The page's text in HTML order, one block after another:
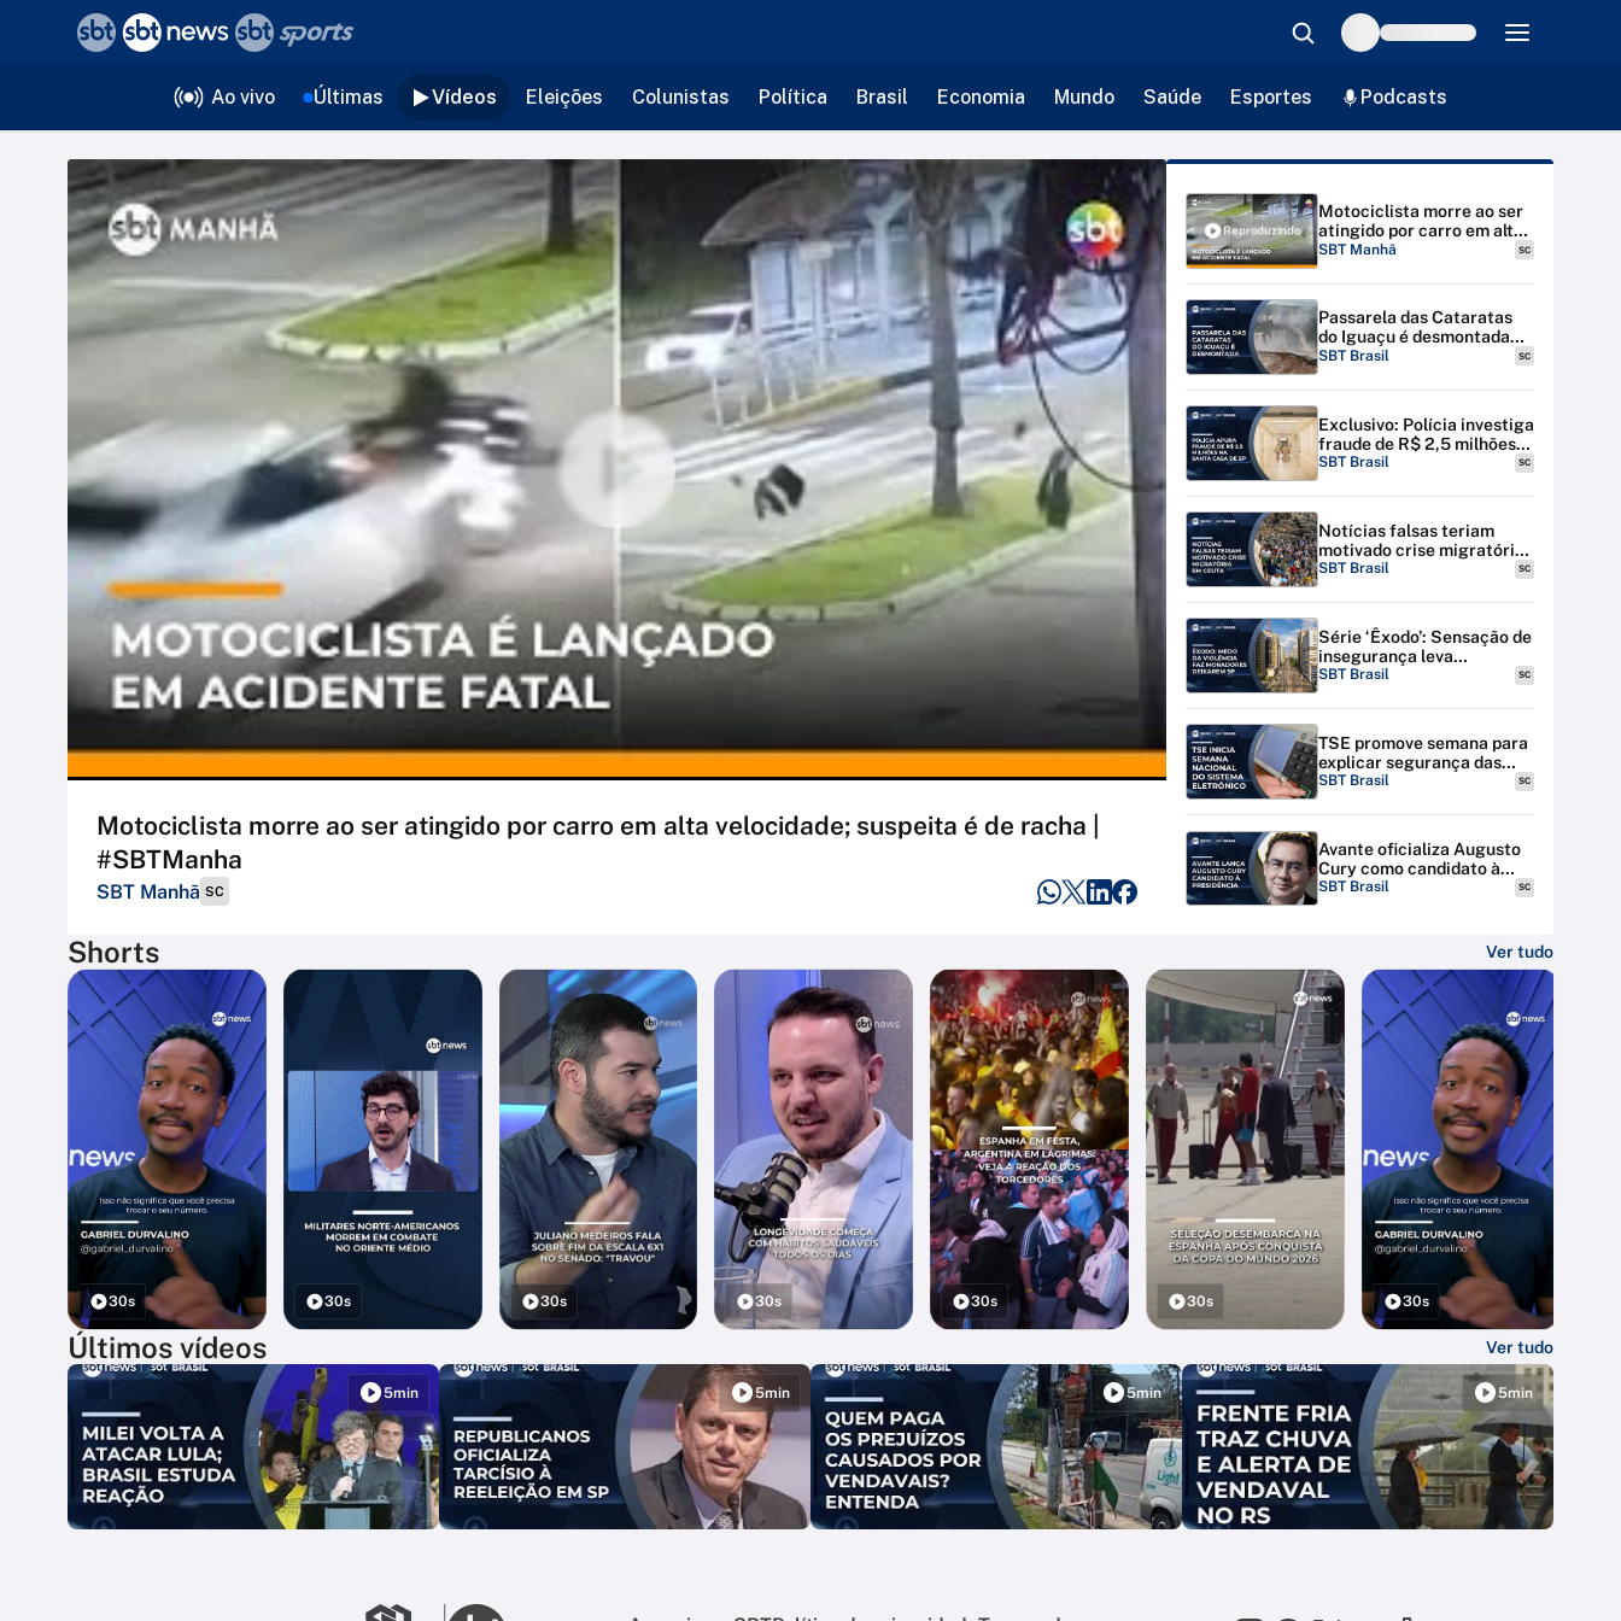
Ao vivo Últimas Vídeos Eleições Colunistas Política Brasil Economia Mundo Saúde Esportes Podcasts
Motociclista morre ao ser atingido por carro em alta velocidade; suspeita é de racha |
#SBTManha
SBT Manhã SC
Reproduzindo
Motociclista morre ao ser
atingido por carro em alta
velocidade; suspeita é de
SBT Manhã SC
Passarela das Cataratas
do Iguaçu é desmontada
por riscos de inundação
SBT Brasil SC
Exclusivo: Polícia investiga
fraude de R$ 2,5 milhões
na Santa Casa de SP
SBT Brasil SC
Notícias falsas teriam
motivado crise migratória
em Ceuta; Espanha amplia
SBT Brasil SC
Série ‘Êxodo’: Sensação de
insegurança leva
moradores a deixarem SP
SBT Brasil SC
TSE promove semana para
explicar segurança das
urnas eletrônicas em todo
SBT Brasil SC
Avante oficializa Augusto
Cury como candidato à
Presidência
SBT Brasil SC
Shorts Ver tudo
30s 30s 30s 30s 30s 30s 30s
Últimos vídeos Ver tudo
5min 5min 5min 5min
voltar
Editorias